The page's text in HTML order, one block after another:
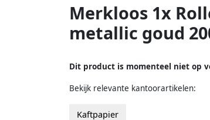
Merkloos 1x
metallic goud
Dit product is momenteel niet op
Bekijk relevante kantoorartikelen:
Kaftpapier